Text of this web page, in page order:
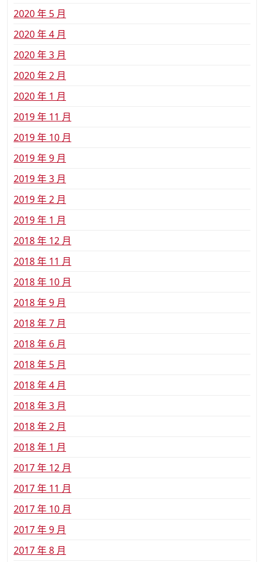
2020 年 5 月
2020 年 4 月
2020 年 3 月
2020 年 2 月
2020 年 1 月
2019 年 11 月
2019 年 10 月
2019 年 9 月
2019 年 3 月
2019 年 2 月
2019 年 1 月
2018 年 12 月
2018 年 11 月
2018 年 10 月
2018 年 9 月
2018 年 7 月
2018 年 6 月
2018 年 5 月
2018 年 4 月
2018 年 3 月
2018 年 2 月
2018 年 1 月
2017 年 12 月
2017 年 11 月
2017 年 10 月
2017 年 9 月
2017 年 8 月